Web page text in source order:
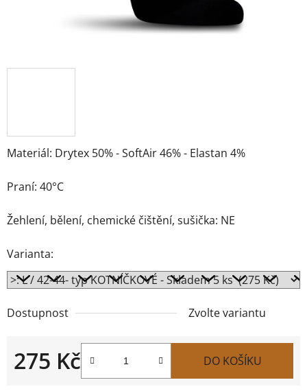
Materiál: Drytex 50% - SoftAir 46% - Elastan 4%
Praní: 40°C
Žehlení, bělení, chemické čištění, sušička: NE
Varianta:
Dostupnost Zvolte variantu
275 Kč DO KOŠÍKU